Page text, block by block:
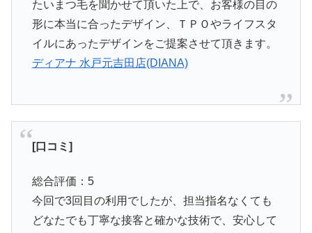
たいまつ毛を聞かせて頂いた上で、お客様の目の
形に本当に合ったデザイン、ＴＰＯやライフスタ
イルにあったデザインをご提案させて頂きます。
ディアナ 水戸元吉田店(DIANA)
[口コミ]
総合評価：5
今回で3回目の利用でしたが、担当指名なくても
どなたでも丁寧な接客と確かな技術で、安心して